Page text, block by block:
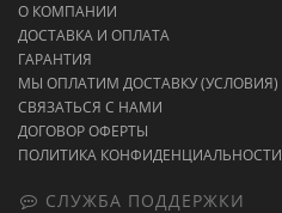
О КОМПАНИИ
ДОСТАВКА И ОПЛАТА
ГАРАНТИЯ
МЫ ОПЛАТИМ ДОСТАВКУ (УСЛОВИЯ)
СВЯЗАТЬСЯ С НАМИ
ДОГОВОР ОФЕРТЫ
ПОЛИТИКА КОНФИДЕНЦИАЛЬНОСТИ
СЛУЖБА ПОДДЕРЖКИ